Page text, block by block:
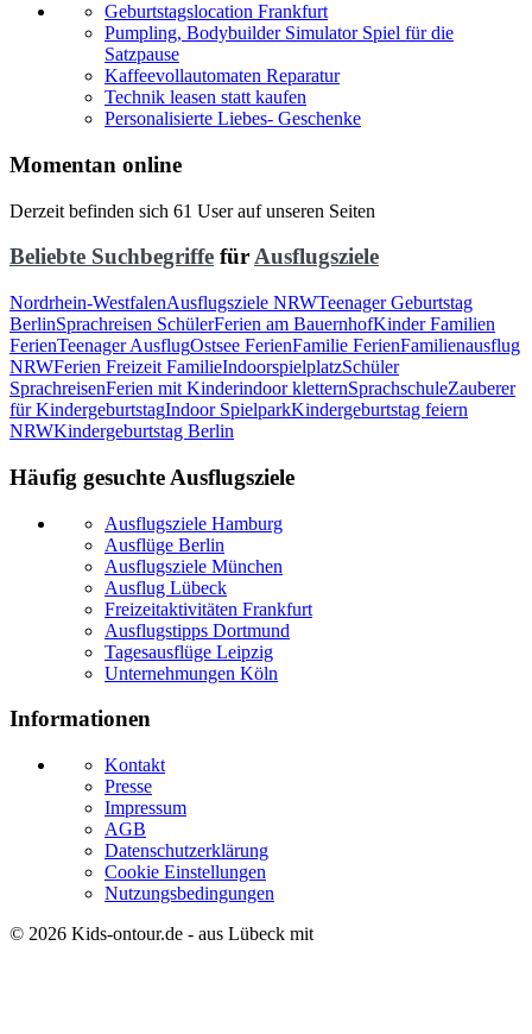
Geburtstagslocation Frankfurt
Pumpling, Bodybuilder Simulator Spiel für die
Satzpause
Kaffeevollautomaten Reparatur
Technik leasen statt kaufen
Personalisierte Liebes- Geschenke
Momentan online
Derzeit befinden sich 61 User auf unseren Seiten
Beliebte Suchbegriffe fürAusflugsziele
Nordrhein-WestfalenAusflugsziele NRWTeenager Geburtstag
BerlinSprachreisen SchülerFerien am BauernhofKinder Familien
FerienTeenager AusflugOstsee FerienFamilie FerienFamilienausflug
NRWFerien Freizeit FamilieIndoorspielplatzSchüler
SprachreisenFerien mit Kinderindoor kletternSprachschuleZauberer
für KindergeburtstagIndoor SpielparkKindergeburtstag feiern
NRWKindergeburtstag Berlin
Häufig gesuchte Ausflugsziele
Ausflugsziele Hamburg
Ausflüge Berlin
Ausflugsziele München
Ausflug Lübeck
Freizeitaktivitäten Frankfurt
Ausflugstipps Dortmund
Tagesausflüge Leipzig
Unternehmungen Köln
Informationen
Kontakt
Presse
Impressum
AGB
Datenschutzerklärung
Cookie Einstellungen
Nutzungsbedingungen
© 2026 Kids-ontour.de - aus Lübeck mit